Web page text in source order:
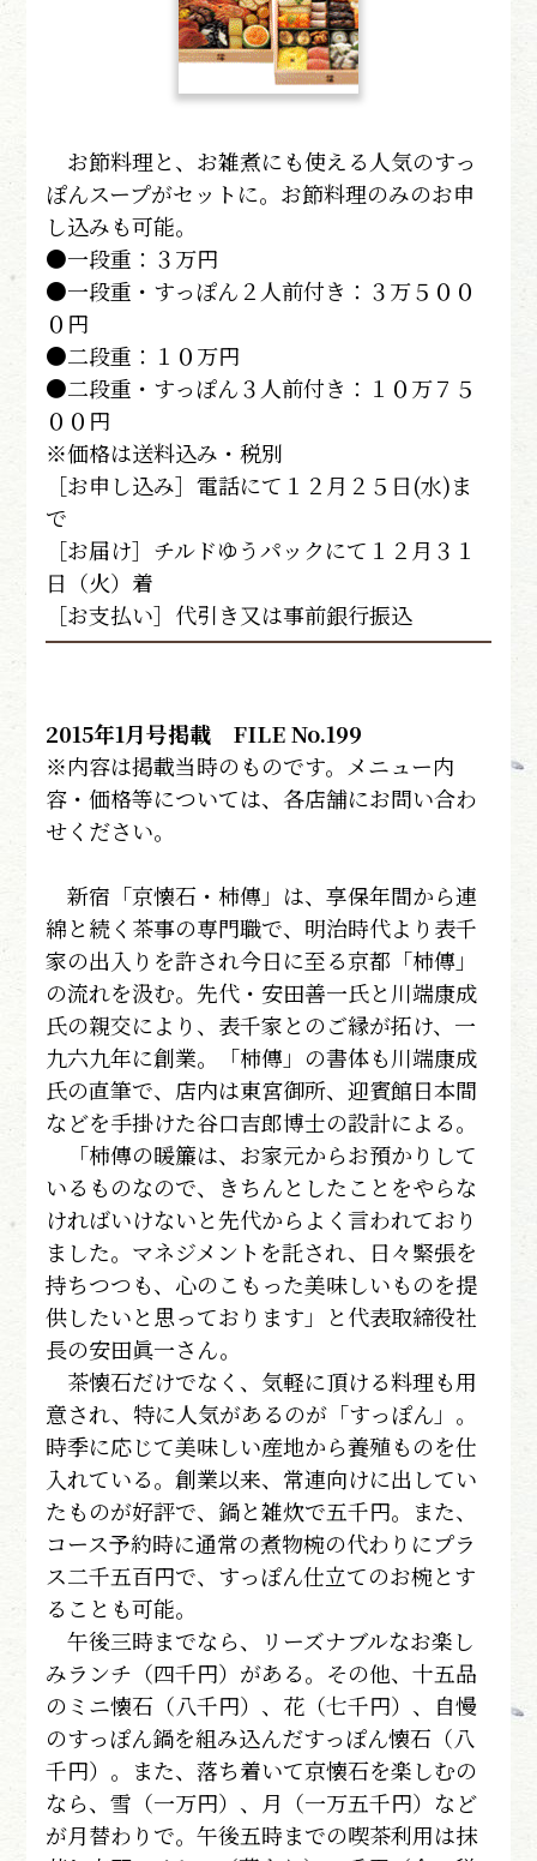
お節料理と、お雑煮にも使える人気のすっ
ぽんスープがセットに。お節料理のみのお申
し込みも可能。
●一段重：３万円
●一段重・すっぽん２人前付き：３万５００
０円
●二段重：１０万円
●二段重・すっぽん３人前付き：１０万７５
００円
※価格は送料込み・税別
［お申し込み］電話にて１２月２５日(水)ま
で
［お届け］チルドゆうパックにて１２月３１
日（火）着
［お支払い］代引き又は事前銀行振込
2015年1月号掲載 FILE No.199
※内容は掲載当時のものです。メニュー内
容・価格等については、各店舗にお問い合わ
せください。
新宿「京懐石・柿傳」は、享保年間から連
綿と続く茶事の専門職で、明治時代より表千
家の出入りを許され今日に至る京都「柿傳」
の流れを汲む。先代・安田善一氏と川端康成
氏の親交により、表千家とのご縁が拓け、一
九六九年に創業。「柿傳」の書体も川端康成
氏の直筆で、店内は東宮御所、迎賓館日本間
などを手掛けた谷口吉郎博士の設計による。
「柿傳の暖簾は、お家元からお預かりして
いるものなので、きちんとしたことをやらな
ければいけないと先代からよく言われており
ました。マネジメントを託され、日々緊張を
持ちつつも、心のこもった美味しいものを提
供したいと思っております」と代表取締役社
長の安田眞一さん。
茶懐石だけでなく、気軽に頂ける料理も用
意され、特に人気があるのが「すっぽん」。
時季に応じて美味しい産地から養殖ものを仕
入れている。創業以来、常連向けに出してい
たものが好評で、鍋と雑炊で五千円。また、
コース予約時に通常の煮物椀の代わりにプラ
ス二千五百円で、すっぽん仕立てのお椀とす
ることも可能。
午後三時までなら、リーズナブルなお楽し
みランチ（四千円）がある。その他、十五品
のミニ懐石（八千円）、花（七千円）、自慢
のすっぽん鍋を組み込んだすっぽん懐石（八
千円）。また、落ち着いて京懐石を楽しむの
なら、雪（一万円）、月（一万五千円）など
が月替わりで。午後五時までの喫茶利用は抹